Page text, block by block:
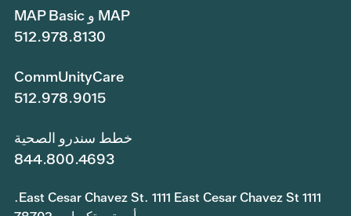
MAP و MAP Basic
512.978.8130
CommUnityCare
512.978.9015
خطط سندرو الصحية
844.800.4693
1111 East Cesar Chavez St. 1111 East Cesar Chavez St.